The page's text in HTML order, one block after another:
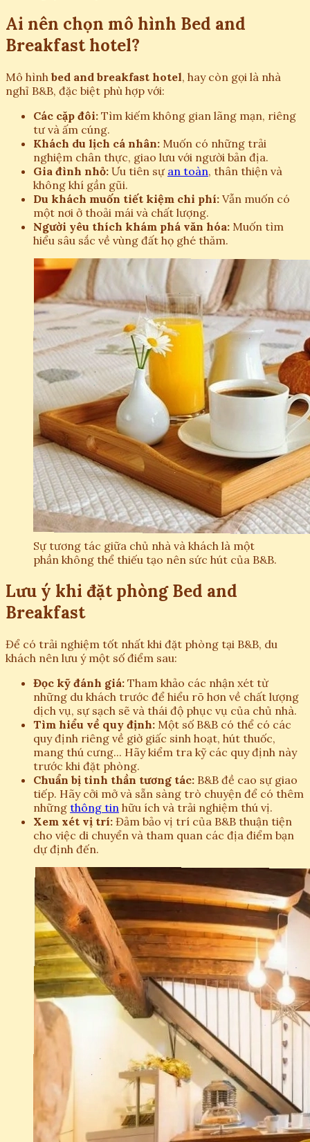
Ai nên chọn mô hình Bed and
Breakfast hotel?
Mô hình bed and breakfast hotel, hay còn gọi là nhà
nghỉ B&B, đặc biệt phù hợp với:
Các cặp đôi: Tìm kiếm không gian lãng mạn, riêng
tư và ấm cúng.
Khách du lịch cá nhân: Muốn có những trải
nghiệm chân thực, giao lưu với người bản địa.
Gia đình nhỏ: Ưu tiên sự an toàn, thân thiện và
không khí gần gũi.
Du khách muốn tiết kiệm chi phí: Vẫn muốn có
một nơi ở thoải mái và chất lượng.
Người yêu thích khám phá văn hóa: Muốn tìm
hiểu sâu sắc về vùng đất họ ghé thăm.
Sự tương tác giữa chủ nhà và khách là một
phần không thể thiếu tạo nên sức hút của B&B.
Lưu ý khi đặt phòng Bed and
Breakfast
Để có trải nghiệm tốt nhất khi đặt phòng tại B&B, du
khách nên lưu ý một số điểm sau:
Đọc kỹ đánh giá: Tham khảo các nhận xét từ
những du khách trước để hiểu rõ hơn về chất lượng
dịch vụ, sự sạch sẽ và thái độ phục vụ của chủ nhà.
Tìm hiểu về quy định: Một số B&B có thể có các
quy định riêng về giờ giấc sinh hoạt, hút thuốc,
mang thú cưng... Hãy kiểm tra kỹ các quy định này
trước khi đặt phòng.
Chuẩn bị tinh thần tương tác: B&B đề cao sự giao
tiếp. Hãy cởi mở và sẵn sàng trò chuyện để có thêm
những thông tin hữu ích và trải nghiệm thú vị.
Xem xét vị trí: Đảm bảo vị trí của B&B thuận tiện
cho việc di chuyển và tham quan các địa điểm bạn
dự định đến.